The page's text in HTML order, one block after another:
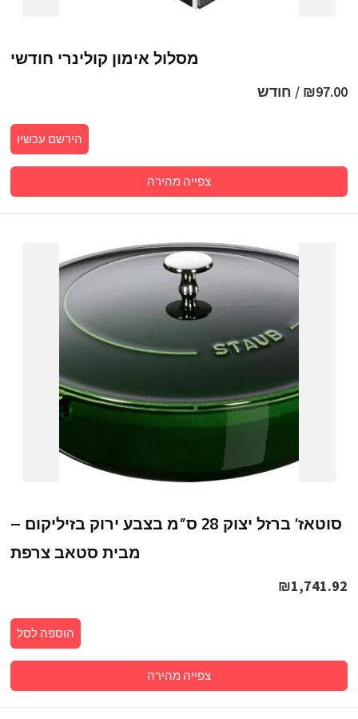
מסלול אימון קולינרי חודשי
₪97.00 / חודש
הירשם עכשיו
צפייה מהירה
סוטאז’ ברזל יצוק 28 ס”מ בצבע ירוק בזיליקום –
מבית סטאב צרפת
₪1,741.92
הוספה לסל
צפייה מהירה